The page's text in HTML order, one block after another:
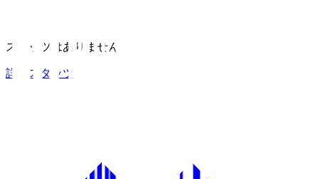
スタッツはありません。
詳細スタッツ